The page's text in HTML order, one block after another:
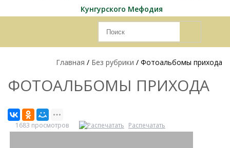
Кунгурского Мефодия
Главная / Без рубрики / Фотоальбомы прихода
ФОТОАЛЬБОМЫ ПРИХОДА
1683 просмотров Распечатать